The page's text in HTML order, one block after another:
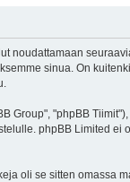
noudattamaan
sinua. On
Group", "phpBB
phpBB Limited ei
oli se sitten omassa